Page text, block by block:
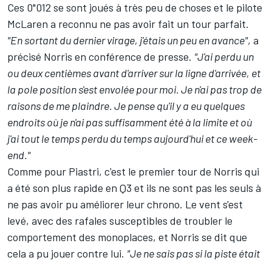
Ces 0"012 se sont joués à très peu de choses et le pilote
McLaren a reconnu ne pas avoir fait un tour parfait.
"En sortant du dernier virage, j'étais un peu en avance", a
précisé Norris en conférence de presse. "J'ai perdu un
ou deux centièmes avant d'arriver sur la ligne d'arrivée, et
la pole position s'est envolée pour moi. Je n'ai pas trop de
raisons de me plaindre. Je pense qu'il y a eu quelques
endroits où je n'ai pas suffisamment été à la limite et où
j'ai tout le temps perdu du temps aujourd'hui et ce week-
end."
Comme pour Piastri, c'est le premier tour de Norris qui
a été son plus rapide en Q3 et ils ne sont pas les seuls à
ne pas avoir pu améliorer leur chrono. Le vent s'est
levé, avec des rafales susceptibles de troubler le
comportement des monoplaces, et Norris se dit que
cela a pu jouer contre lui. "Je ne sais pas si la piste était